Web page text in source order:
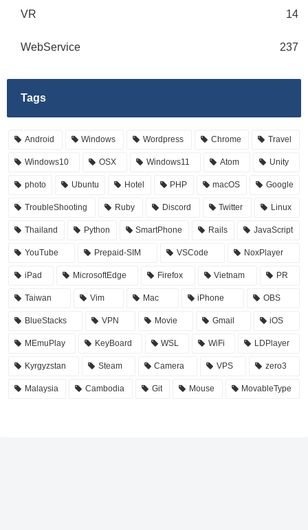
VR 14
WebService 237
Tags
Android Windows Wordpress Chrome Travel
Windows10 OSX Windows11 Atom Unity
photo Ubuntu Hotel PHP macOS Google
TroubleShooting Ruby Discord Twitter Linux
Thailand Python SmartPhone Rails JavaScript
YouTube Prepaid-SIM VSCode NoxPlayer
iPad MicrosoftEdge Firefox Vietnam PR
Taiwan Vim Mac iPhone OBS
BlueStacks VPN Movie Gmail iOS
MEmuPlay KeyBoard WSL WiFi LDPlayer
Kyrgyzstan Steam Camera VPS zero3
Malaysia Cambodia Git Mouse MovableType